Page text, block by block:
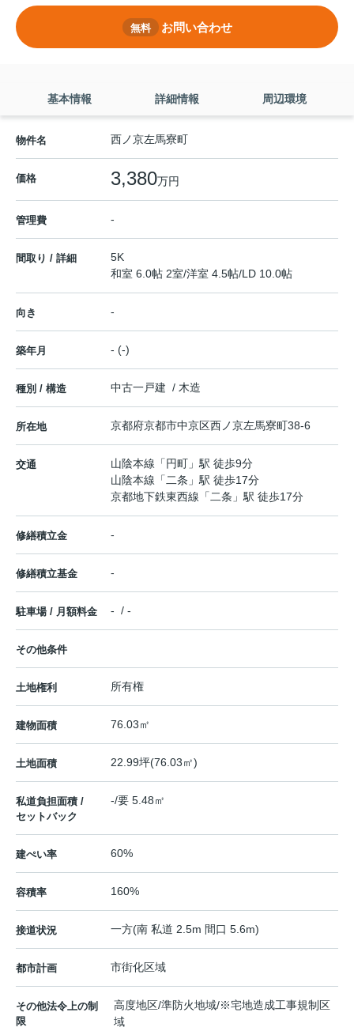
無料 お問い合わせ
基本情報 詳細情報 周辺環境
物件名 西ノ京左馬寮町
価格 3,380万円
管理費 -
間取り / 詳細
5K
和室 6.0帖 2室/洋室 4.5帖/LD 10.0帖
向き -
築年月 - (-)
種別 / 構造 中古一戸建 / 木造
所在地 京都府京都市中京区西ノ京左馬寮町38-6
交通 山陰本線 「円町 」駅 徒歩9分
山陰本線 「 二条 」駅 徒歩17分
京都地下鉄東西線 「 二条 」駅 徒歩17分
修繕積立金 -
修繕積立基金 -
駐車場 / 月額料金 - / -
その他条件
土地権利 所有権
建物面積 76.03㎡
土地面積 22.99坪(76.03㎡)
私道負担面積 /
セットバック
-/要 5.48㎡
建ぺい率 60%
容積率 160%
接道状況 一方(南 私道 2.5m 間口 5.6m)
都市計画 市街化区域
その他法令上の制
限
高度地区/準防火地域/※宅地造成工事規制区
域